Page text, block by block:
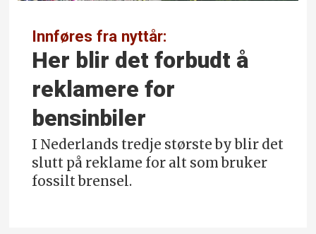
Innføres fra nyttår:
Her blir det forbudt å
reklamere for
bensinbiler
I Nederlands tredje største by blir det
slutt på reklame for alt som bruker
fossilt brensel.